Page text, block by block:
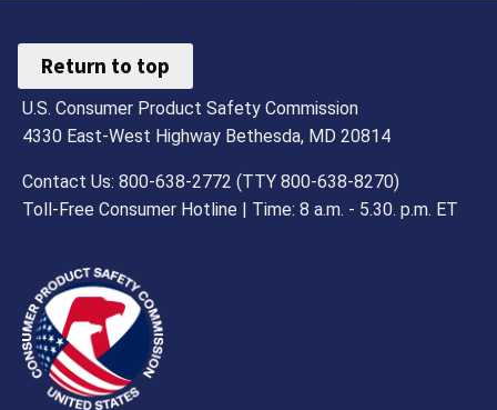
Return to top
U.S. Consumer Product Safety Commission
4330 East-West Highway Bethesda, MD 20814
Contact Us: 800-638-2772 (TTY 800-638-8270)
Toll-Free Consumer Hotline | Time: 8 a.m. - 5.30. p.m. ET